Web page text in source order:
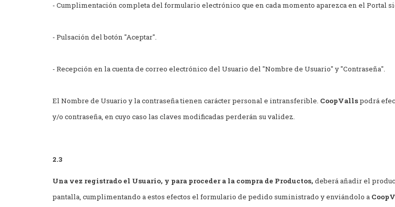
- Cumplimentación completa del formulario electrónico que en cada momento aparezca en el Portal
- Pulsación del botón "Aceptar".
- Recepción en la cuenta de correo electrónico del Usuario del "Nombre de Usuario" y "Contraseña".
El Nombre de Usuario y la contraseña tienen carácter personal e intransferible. CoopVallspodrá
y/o contraseña, en cuyo caso las claves modificadas perderán su validez.
2.3
Una vez registrado el Usuario, y para proceder a la compra de Productos, deberá añadir el
pantalla, cumplimentando a estos efectos el formulario de pedido suministrado y enviándolo a